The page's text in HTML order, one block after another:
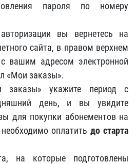
пароля по номеру
вы вернетесь на
сайта, в правом верхнем
вашим адресом электронной
«Мои заказы».
укажите период с
день, и вы увидите
для покупки абонементов на
оплатить до старта
на которые подготовлены